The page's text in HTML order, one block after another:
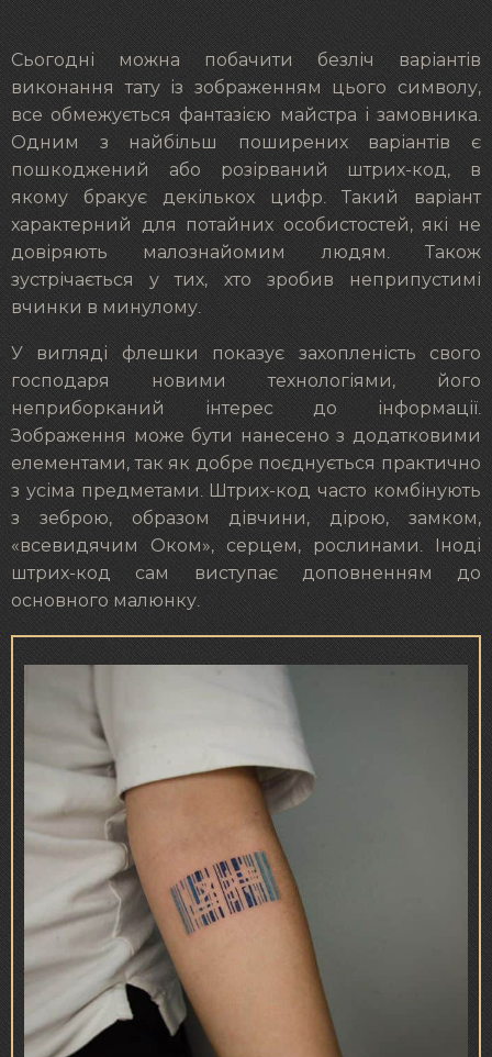
Сьогодні можна побачити безліч варіантів
виконання тату із зображенням цього символу,
все обмежується фантазією майстра і замовника.
Одним з найбільш поширених варіантів є
пошкоджений або розірваний штрих-код, в
якому бракує декількох цифр. Такий варіант
характерний для потайних особистостей, які не
довіряють малознайомим людям. Також
зустрічається у тих, хто зробив неприпустимі
вчинки в минулому.
У вигляді флешки показує захопленість свого
господаря новими технологіями, його
неприборканий інтерес до інформації.
Зображення може бути нанесено з додатковими
елементами, так як добре поєднується практично
з усіма предметами. Штрих-код часто комбінують
з зеброю, образом дівчини, дірою, замком,
«всевидячим Оком», серцем, рослинами. Іноді
штрих-код сам виступає доповненням до
основного малюнку.